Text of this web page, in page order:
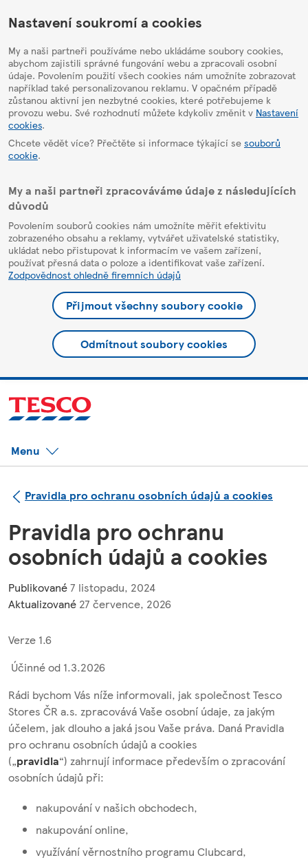
HelpPage
Nastavení soukromí a cookies
My a naši partneři používáme nebo ukládáme soubory cookies,
abychom zajistili správné fungování webu a zpracovali osobní
údaje. Povolením použití všech cookies nám umožníte zobrazovat
například také personalizovanou reklamu. V opačném případě
zůstanou aktivní jen nezbytné cookies, které potřebujeme k
provozu webu. Své rozhodnutí můžete kdykoliv změnit v Nastavení
cookies.
Chcete vědět více? Přečtěte si informace týkající se souborů
cookie.
My a naši partneři zpracováváme údaje z následujících
důvodů
Povolením souborů cookies nám umožníte měřit efektivitu
zobrazeného obsahu a reklamy, vytvářet uživatelské statistiky,
ukládat nebo přistupovat k informacím ve vašem zařízení,
používat přesná data o poloze a identifikovat vaše zařízení.
Zodpovědnost ohledně firemních údajů
Přijmout všechny soubory cookie
Odmítnout soubory cookies
Menu
Pravidla pro ochranu osobních údajů a cookies
Pravidla pro ochranu
osobních údajů a cookies
Publikované7 listopadu, 2024
Aktualizované 27 července, 2026
Verze 1.6
Účinné od 1.3.2026
Rádi bychom Vás níže informovali, jak společnost Tesco
Stores ČR a.s. zpracovává Vaše osobní údaje, za jakým
účelem, jak dlouho a jaká jsou Vaše práva. Daná Pravidla
pro ochranu osobních údajů a cookies
(„pravidla“) zahrnují informace především o zpracování
osobních údajů při:
nakupování v našich obchodech,
nakupování online,
využívání věrnostního programu Clubcard,